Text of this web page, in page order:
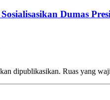
Dumas
dipublikasikan. Ruas yang